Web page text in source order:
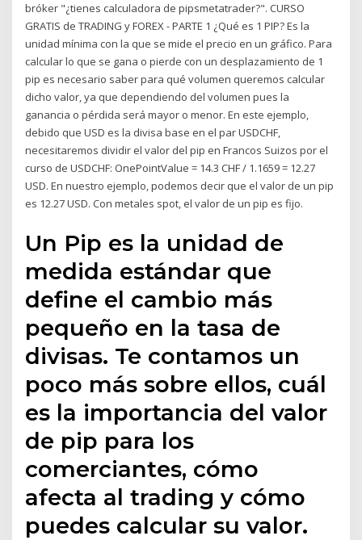
bróker "¿tienes calculadora de pipsmetatrader?". CURSO
GRATIS de TRADING y FOREX - PARTE 1 ¿Qué es 1 PIP? Es la
unidad mínima con la que se mide el precio en un gráfico. Para
calcular lo que se gana o pierde con un desplazamiento de 1
pip es necesario saber para qué volumen queremos calcular
dicho valor, ya que dependiendo del volumen pues la
ganancia o pérdida será mayor o menor. En este ejemplo,
debido que USD es la divisa base en el par USDCHF,
necesitaremos dividir el valor del pip en Francos Suizos por el
curso de USDCHF: OnePointValue = 14.3 CHF / 1.1659 = 12.27
USD. En nuestro ejemplo, podemos decir que el valor de un pip
es 12.27 USD. Con metales spot, el valor de un pip es fijo.
Un Pip es la unidad de
medida estándar que
define el cambio más
pequeño en la tasa de
divisas. Te contamos un
poco más sobre ellos, cuál
es la importancia del valor
de pip para los
comerciantes, cómo
afecta al trading y cómo
puedes calcular su valor.